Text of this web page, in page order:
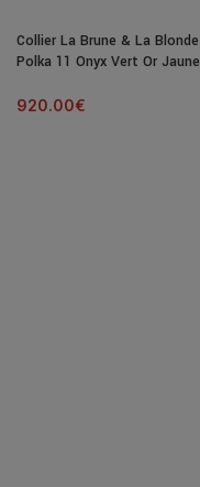
Collier La Brune & La Blonde
Polka 11 Onyx Vert Or Jaune
920.00€